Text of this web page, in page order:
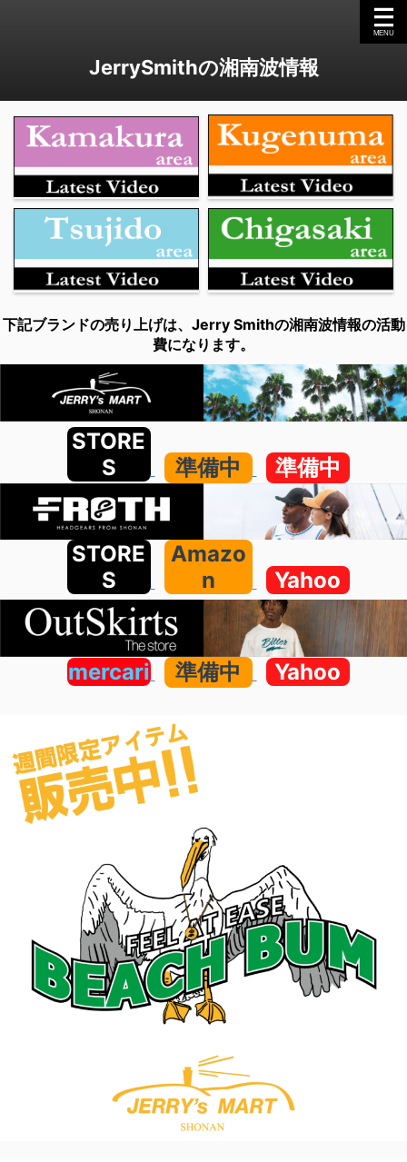
JerrySmithの湘南波情報
下記ブランドの売り上げは、Jerry Smithの湘南波情報の活動
費になります。
STORE
S
準備中 準備中
STORE
S
Amazo
n
Yahoo
mercari 準備中 Yahoo